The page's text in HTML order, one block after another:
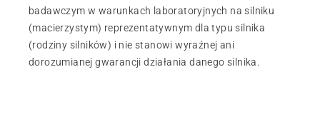
badawczym w warunkach laboratoryjnych na silniku
(macierzystym) reprezentatywnym dla typu silnika
(rodziny silników) i nie stanowi wyraźnej ani
dorozumianej gwarancji działania danego silnika.